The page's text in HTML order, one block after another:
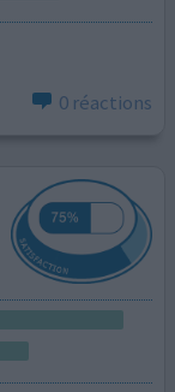
0 réactions